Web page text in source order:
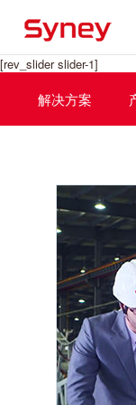
[rev_slider slider-1]
解决方案